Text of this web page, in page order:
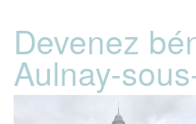
Devenez
Aulnay-